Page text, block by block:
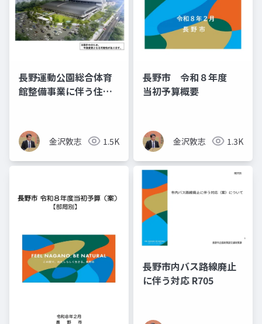
長野運動公園総合体育
館整備事業に伴う住民
金沢敦志 1.5K
長野市 令和８年度
当初予算概要
金沢敦志 1.3K
長野市内バス路線廃止
に伴う対応 R705